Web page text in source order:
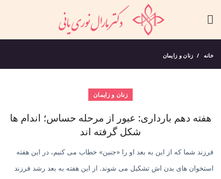
خانه زنان و زایمان
زنان و زایمان
هفته دهم بارداری: عبور از مرحله حساس؛ اندام ها
شکل گرفته اند
فرزند شما که از این به بعد او را «جنین» خطاب می کنیم، در این هفته
استخوان های بدن اش تشکیل می شوند. از این هفته به بعد رشد فرزند